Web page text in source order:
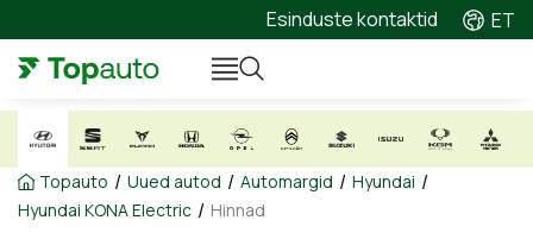
Esinduste kontaktid ET
Topauto / Uued autod / Automargid / Hyundai /
Hyundai KONA Electric / Hinnad